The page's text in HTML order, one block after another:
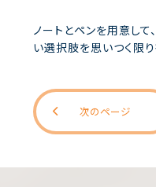
ノートとペンを用意して
い選択肢を思いつく限
次のページ